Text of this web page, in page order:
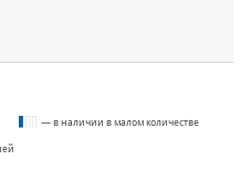
— в наличии в малом количестве